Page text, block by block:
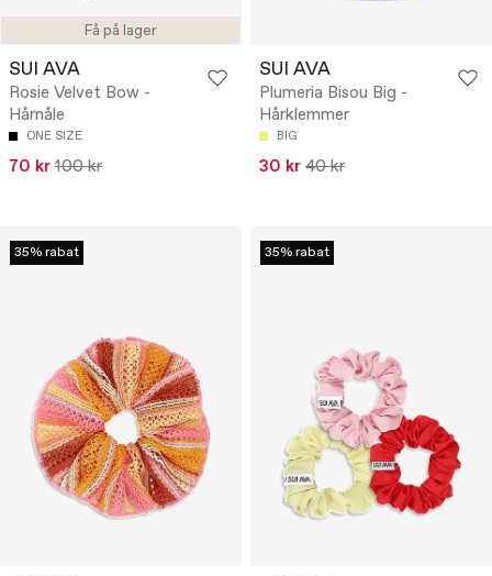
Få på lager
SUI AVA
Rosie Velvet Bow -
Hårnåle
ONE SIZE
70 kr 100 kr
SUI AVA
Plumeria Bisou Big -
Hårklemmer
BIG
30 kr 40 kr
35% rabat 35% rabat